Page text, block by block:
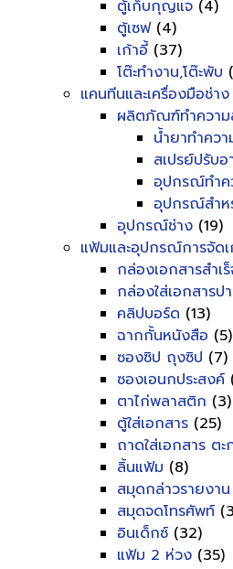
ตู้เก็บกุญแจ (4)
ตู้เซฟ(4)
เก้าอี้ (37)
โต๊ะทำงาน,โต๊ะพับ
แคนทีนและเครื่องมือช่าง
ผลิตภัณฑ์ทำความ
น้ำยาทำควา
สเปรย์ปรับ
อุปกรณ์ทำค
อุปกรณ์สำห
อุปกรณ์ช่าง (19)
แฟ้มและอุปกรณ์การจัด
กล่องเอกสารสำเ
กล่องใส่เอกสารป
คลิปบอร์ด (13)
ฉากกั้นหนังสือ (5)
ซองซิป ถุงซิป (7)
ซองเอนกประสงค์
ตาไก่พลาสติก (3)
ตู้ใส่เอกสาร (25)
ถาดใส่เอกสาร ตะ
ลิ้นแฟ้ม (8)
สมุดกล่าวรายงาน
สมุดจดโทรศัพท์
อินเด็กซ์ (32)
แฟ้ม 2 ห่วง (35)